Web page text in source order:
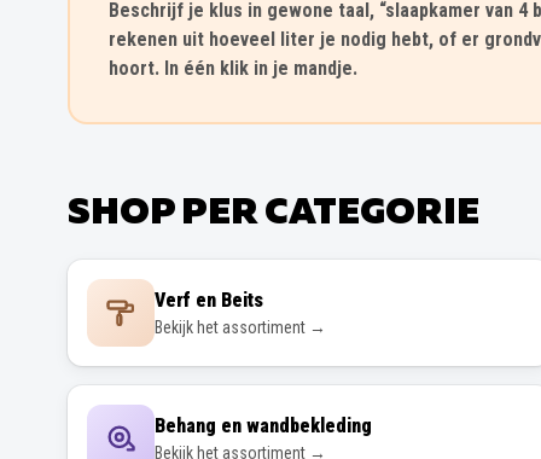
Beschrijf je klus in gewone taal, “slaapkamer van 4
rekenen uit hoeveel liter je nodig hebt, of er
hoort. In één klik in je mandje.
SHOP PER CATEGORIE
Verf en Beits
Bekijk het assortiment →
Behang en wandbekleding
Bekijk het assortiment →